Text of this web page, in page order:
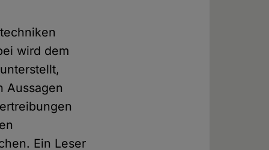
wird dem
Aussagen
Ein Leser